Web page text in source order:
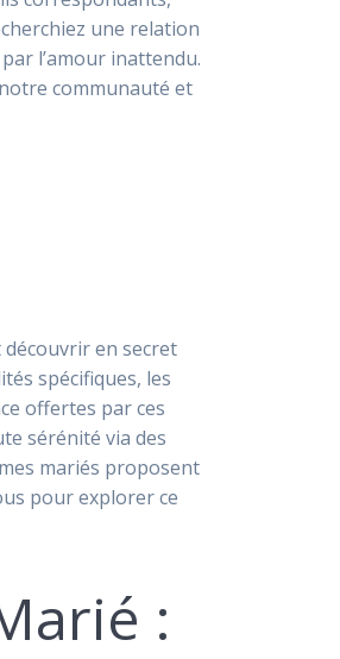
une relation
l’amour inattendu.
communauté et
en secret
spécifiques, les
offertes par ces
sérénité via des
mariés proposent
pour explorer ce
: